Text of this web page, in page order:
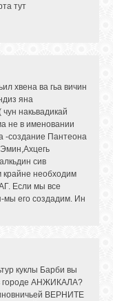
тут
хвена ва гьа вичин
яна
накьвадикай
не в именовании
-создание Пантеона
сив
крайне необходим
Если мы все
мы его создадим. Ин
куклы Барби вы
городе АНЖИКАЛА?
ВЕРНИТЕ